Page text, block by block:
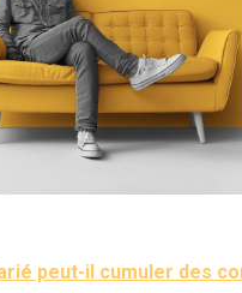
peut-il cumuler des